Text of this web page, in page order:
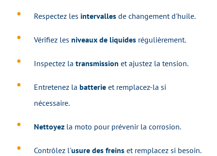
Respectez les intervalles de changement d'huile.
Vérifiez les niveaux de liquides régulièrement.
Inspectez la transmission et ajustez la tension.
Entretenez la batterie et remplacez-la si
nécessaire.
Nettoyez la moto pour prévenir la corrosion.
Contrôlez l'usure des freins et remplacez si besoin.